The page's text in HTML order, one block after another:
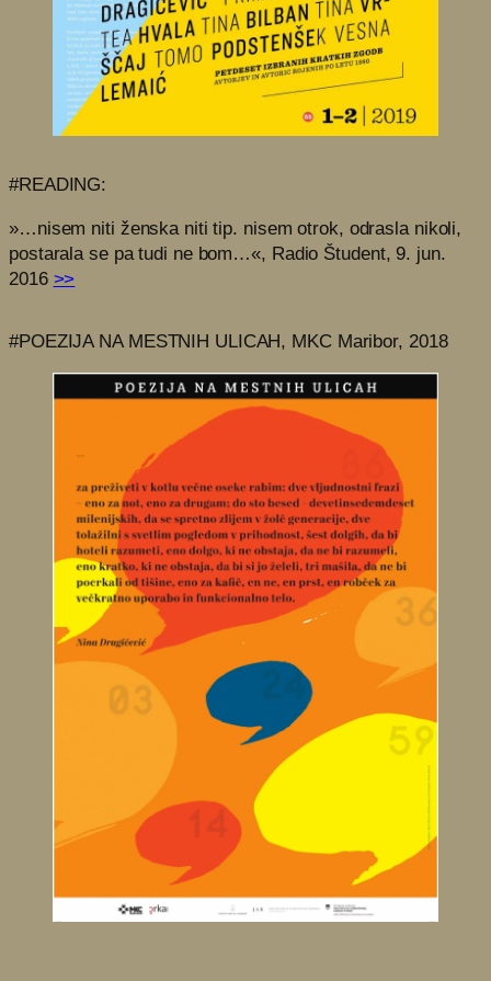
#READING:
»…nisem niti ženska niti tip. nisem otrok, odrasla nikoli,
postarala se pa tudi ne bom…«, Radio Študent, 9. jun.
2016 >>
#POEZIJA NA MESTNIH ULICAH, MKC Maribor, 2018